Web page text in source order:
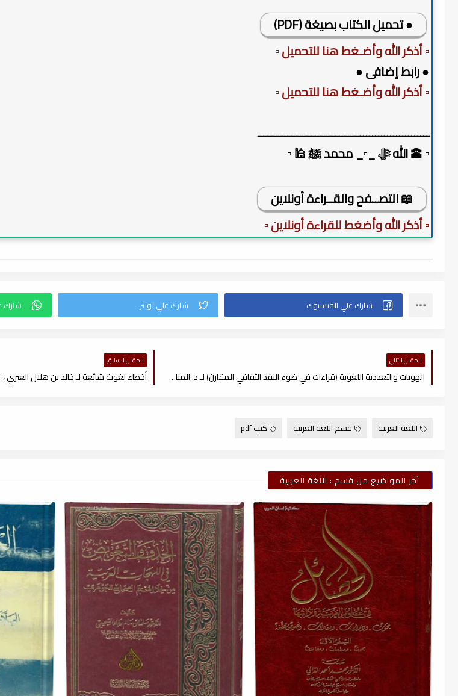
● تحميل الكتاب بصيغة (PDF)
▫️ أذكر الله وأضـغط هنا للتحميل ▫️
● رابط إضافى ●
▫️ أذكر الله وأضـغط هنا للتحميل ▫️
ـــــــــــــــــــــــــــــــــــــــــــــــــــــــــ
▫️ 🕋 الله ﷻ _▫️_ محمد ﷺ 🕌 ▫️
📖 التصــفح والقــراءة أونلاين
▫️ أذكر الله وأضغط للقراءة أونلاين ▫️
المقال التالي
الهويات والتعددية اللغوية (قراءات في ضوء النقد الثقافي المقارن) لـ د. المناصرة ، pdf
المقال السابق
أخطاء لغوية شائعة لـ خالد بن هلال العبري ، pdf
اللغة العربية قسم اللغة العربية كتب pdf
أخر المواضيع من قسم : اللغة العربية